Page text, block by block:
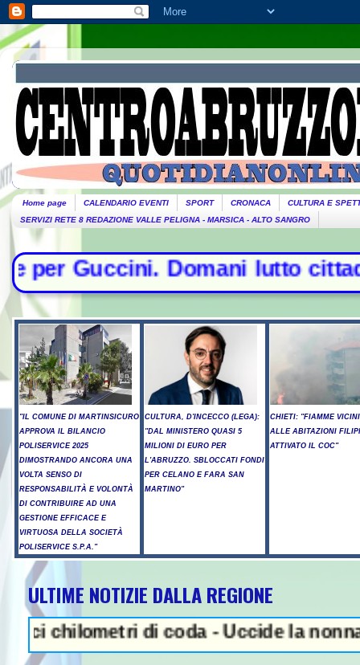
Home page CALENDARIO EVENTI SPORT CRONACA
CULTURA E
SERVIZI RETE 8 REDAZIONE VALLE PELIGNA - MARSICA - ALTO SANGRO
lutto cittadino-
"IL COMUNE DI MARTINSICURO
APPROVA IL BILANCIO
POLISERVICE 2025
DIMOSTRANDO ANCORA UNA
VOLTA SENSO DI
RESPONSABILITÀ E VOLONTÀ
DI CONTRIBUIRE AD UNA
GESTIONE EFFICACE E
VIRTUOSA DELLA SOCIETÀ
POLISERVICE S.P.A."
CULTURA, D'INCECCO (LEGA):
"DAL MINISTERO QUASI 5
MILIONI DI EURO PER
L'ABRUZZO. SBLOCCATI FONDI
PER CELANO E FARA SAN
MARTINO"
CHIETI: "FIAMME
ALLE ABITAZIONI
ATTIVATO IL COC"
ULTIME NOTIZIE DALLA REGIONE
di coda - Uccide la nonna a
NEWS IN EVIDENZA -